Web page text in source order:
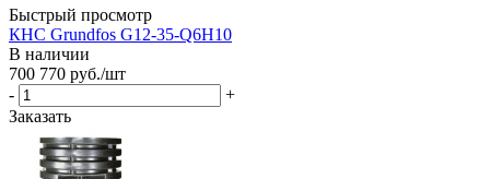
Быстрый просмотр
КНС Grundfos G12-35-Q6H10
В наличии
700 770 руб./шт
-
+
Заказать